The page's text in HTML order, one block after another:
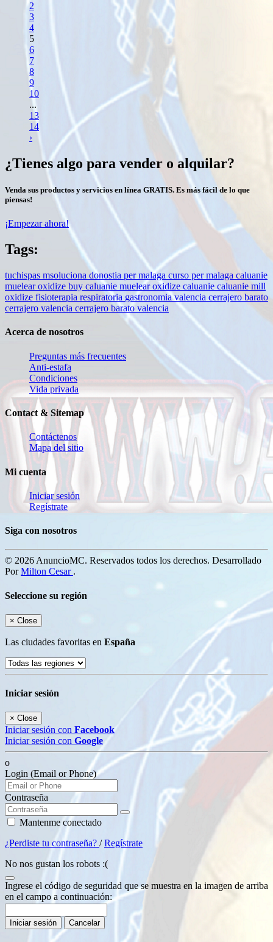
2
3
4
5
6
7
8
9
10
...
13
14
›
¿Tienes algo para vender o alquilar?
Venda sus productos y servicios en línea GRATIS. Es más fácil de lo que
piensas!
¡Empezar ahora!
Tags:
tuchispas msoluciona donostia per malaga curso per malaga caluanie
muelear oxidize buy caluanie muelear oxidize caluanie caluanie mill
oxidize fisioterapia respiratoria gastronomiavalencia cerrajero barato
cerrajero valencia cerrajero barato valencia
Acerca de nosotros
Preguntas más frecuentes
Anti-estafa
Condiciones
Vida privada
Contact & Sitemap
Contáctenos
Mapa del sitio
Mi cuenta
Iniciar sesión
Regístrate
Siga con nosotros
© 2026 AnuncioMC. Reservados todos los derechos. Desarrollado
PorMilton Cesar .
Seleccione su región
× Close
Las ciudades favoritas en España
Iniciar sesión
× Close
Iniciar sesión con Facebook
Iniciar sesión con Google
o
Login (Email or Phone)
Contraseña
Mantenme conectado
¿Perdiste tu contraseña? /Regístrate
No nos gustan los robots :(
Ingrese el código de seguridad que se muestra en la imagen de arriba
en el campo a continuación:
Iniciar sesión Cancelar